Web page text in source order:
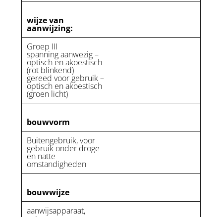
wijze van
aanwijzing:
Groep III
spanning aanwezig –
optisch en akoestisch
(rot blinkend)
gereed voor gebruik –
optisch en akoestisch
(groen licht)
bouwvorm
Buitengebruik, voor
gebruik onder droge
en natte
omstandigheden
bouwwijze
aanwijsapparaat,